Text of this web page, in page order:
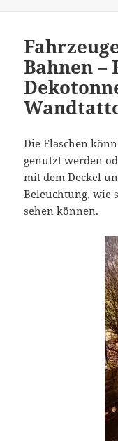
Bahnen –
Die Flaschen
genutzt werden
mit dem Deckel
Beleuchtung, wie
sehen können.